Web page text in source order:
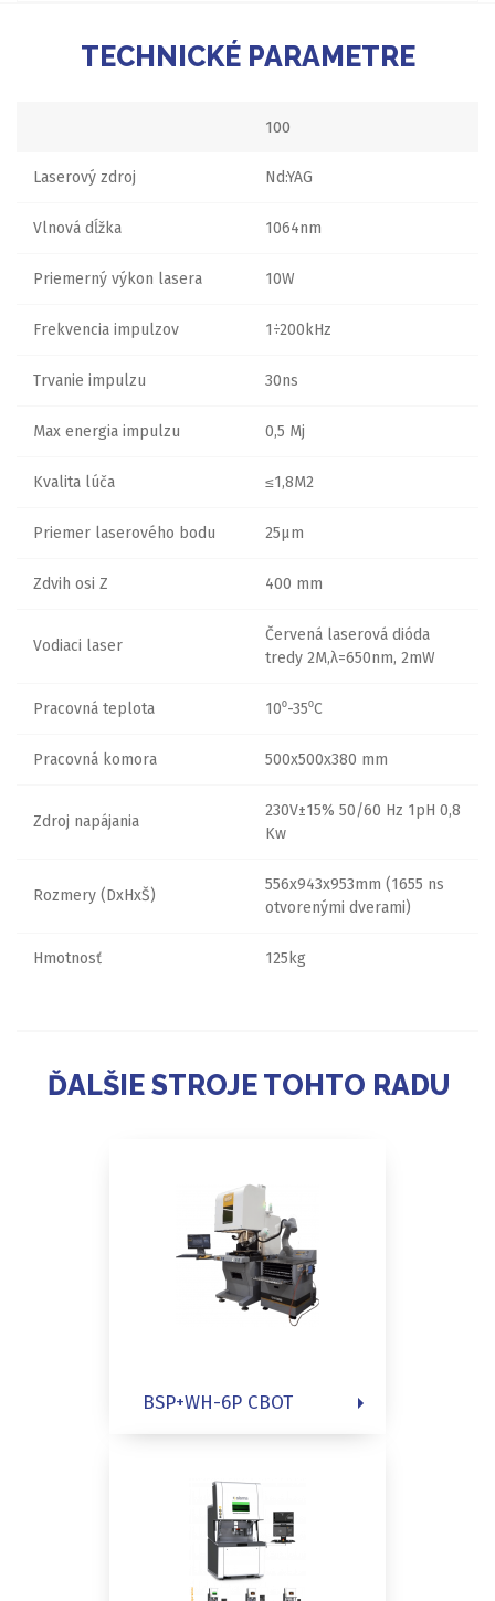
TECHNICKÉ PARAMETRE
100
Laserový zdroj Nd:YAG
Vlnová dĺžka 1064nm
Priemerný výkon lasera 10W
Frekvencia impulzov 1÷200kHz
Trvanie impulzu 30ns
Max energia impulzu 0,5 Mj
Kvalita lúča ≤1,8M2
Priemer laserového bodu 25µm
Zdvih osi Z 400 mm
Vodiaci laser
Červená laserová dióda
tredy 2M,λ=650nm, 2mW
Pracovná teplota 10⁰-35⁰C
Pracovná komora 500x500x380 mm
Zdroj napájania
230V±15% 50/60 Hz 1pH 0,8
Kw
Rozmery (DxHxŠ)
556x943x953mm (1655 ns
otvorenými dverami)
Hmotnosť 125kg
ĎALŠIE STROJE TOHTO RADU
BSP+WH-6P CBOT